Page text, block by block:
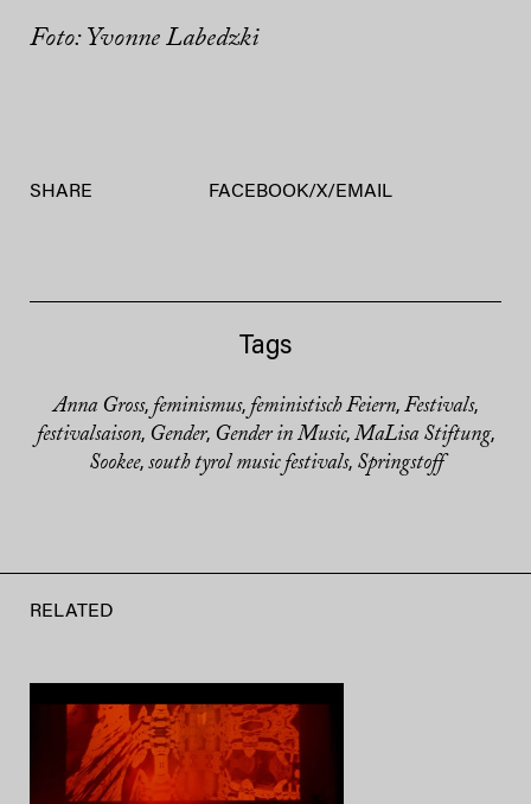
Foto: Yvonne Labedzki
SHARE FACEBOOK/X/ EMAIL
Tags
Anna Gross, feminismus, feministisch Feiern, Festivals,
festivalsaison, Gender, Gender in Music, MaLisa Stiftung,
Sookee, south tyrol music festivals, Springstoff
RELATED